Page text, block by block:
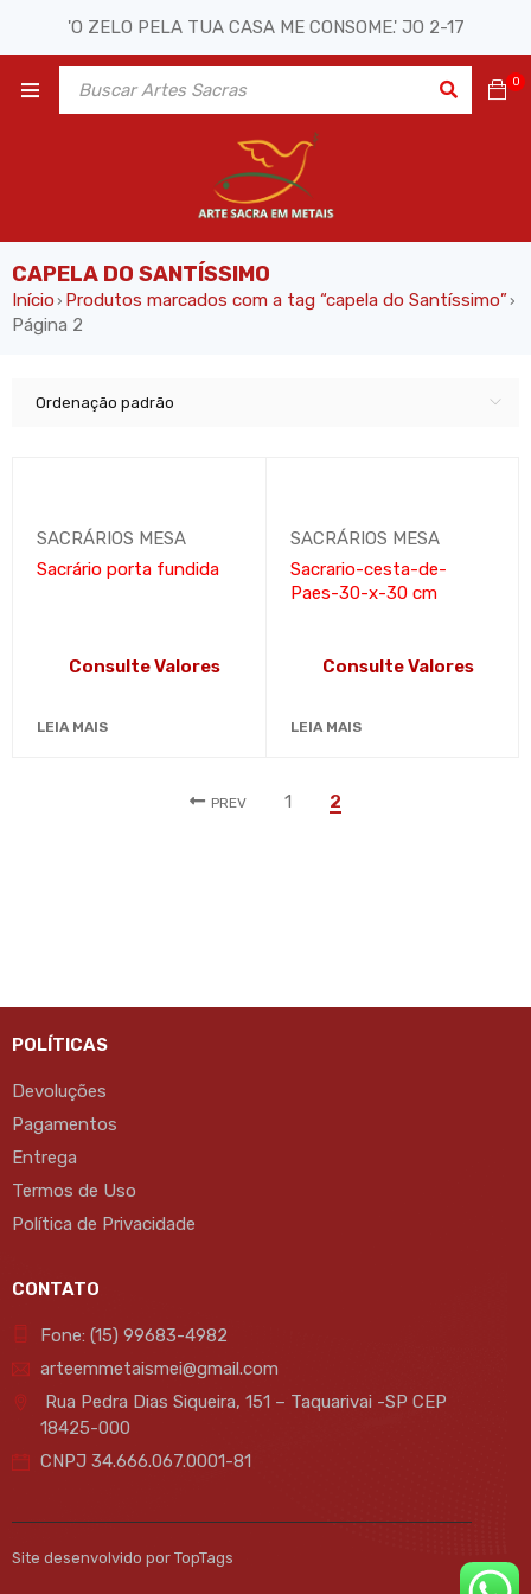
'O ZELO PELA TUA CASA ME CONSOME.' JO 2-17
0
CAPELA DO SANTÍSSIMO
Início› Produtos marcados com a tag “capela do Santíssimo”›
Página 2
Ordenação padrão
SACRÁRIOS MESA
Sacrário porta fundida
Consulte Valores
LEIA MAIS
SACRÁRIOS MESA
Sacrario-cesta-de-
Paes-30-x-30 cm
Consulte Valores
LEIA MAIS
PREV 1 2
POLÍTICAS
Devoluções
Pagamentos
Entrega
Termos de Uso
Política de Privacidade
CONTATO
Fone: (15) 99683-4982
arteemmetaismei@gmail.com
Rua Pedra Dias Siqueira, 151 – Taquarivai -SP CEP
18425-000
CNPJ 34.666.067.0001-81
Site desenvolvido por TopTags